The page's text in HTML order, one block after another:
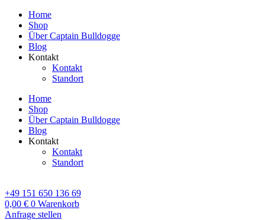
Home
Shop
Über Captain Bulldogge
Blog
Kontakt
Kontakt
Standort
Home
Shop
Über Captain Bulldogge
Blog
Kontakt
Kontakt
Standort
+49 151 650 136 69
0,00 € 0 Warenkorb
Anfrage stellen